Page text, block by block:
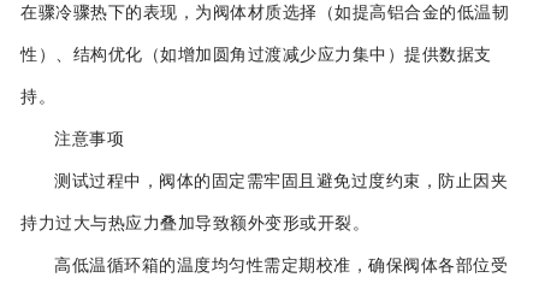
在骤冷骤热下的表现，为阀体材质选择（如提高铝合金的低温韧
性）、结构优化（如增加圆角过渡减少应力集中）提供数据支
持。
注意事项
测试过程中，阀体的固定需牢固且避免过度约束，防止因夹
持力过大与热应力叠加导致额外变形或开裂。
高低温循环箱的温度均匀性需定期校准，确保阀体各部位受